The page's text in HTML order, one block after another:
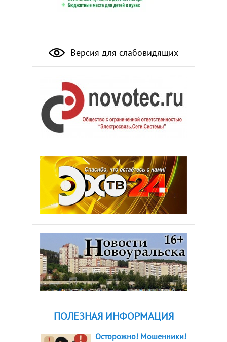
Версия для слабовидящих
ПОЛЕЗНАЯ ИНФОРМАЦИЯ
Осторожно! Мошенники!